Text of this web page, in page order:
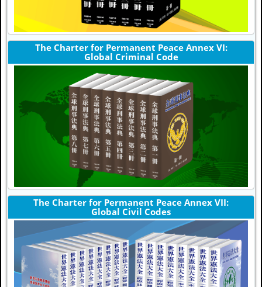
The Charter for Permanent Peace Annex VI:
Global Criminal Code
The Charter for Permanent Peace Annex VII:
Global Civil Codes